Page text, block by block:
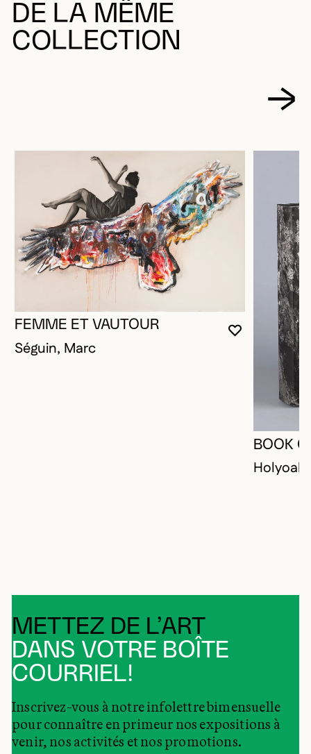
DE LA MÊME
COLLECTION
VOUS
FERMER
OUVRIR LA
FEMME ET VAUTOUR
Séguin, Marc
BOOK
METTEZ DE L’ART
DANS VOTRE BOÎTE
COURRIEL!
Inscrivez-vous à notre infolettre bimensuelle
pour connaître en primeur nos expositions à
venir, nos activités et nos promotions.